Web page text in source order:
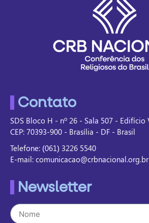
Contato
SDS Bloco H - nº 26 - Sala 507 - Edifício
CEP: 70393-900 - Brasília - DF - Brasil
Telefone: (061) 3226 5540
E-mail: comunicacao@crbnacional.org.br
Newsletter